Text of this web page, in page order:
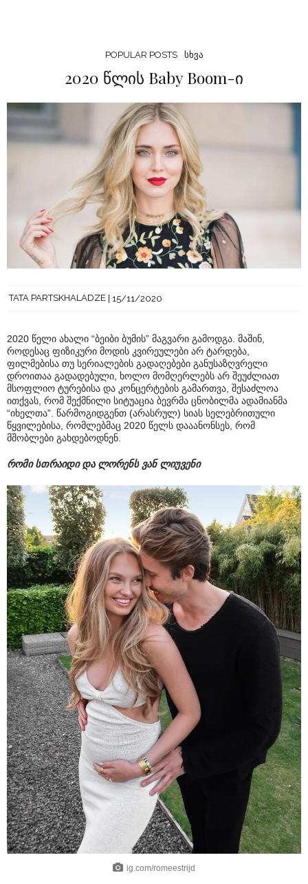
POPULAR POSTS ᲡᲮᲕᲐ
2020 წლის Baby Boom-ი
TATA PARTSKHALADZE 15/11/2020
2020 წელი ახალი “ბეიბი ბუმის” მაგვარი გამოდგა. მაშინ,
როდესაც ფიზიკური მოდის კვირეულები არ ტარდება,
ფილმებისა თუ სერიალების გადაღებები განუსაზღვრელი
დროითაა გადადებული, ხოლო მომღერლებს არ შეუძლიათ
მსოფლიო ტურებისა და კონცერტების გამართვა, შესაძლოა
ითქვას, რომ შექმნილი სიტუაცია ბევრმა ცნობილმა ადამიანმა
“იხელთა”. წარმოგიდგენთ (არასრულ) სიას სელებრითული
წყვილებისა, რომლებმაც 2020 წელს დააანონსეს, რომ
მშობლები გახდებოდნენ.
რომი სთრაიდი და ლორენს ვან ლიუვენი
ig.com/romeestrijd